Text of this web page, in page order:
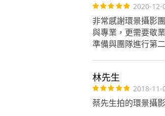
2020-12-
非常感謝環景攝影
與專業，更需要敬
準備與團隊進行第
林先生
2018-11-
蔡先生拍的環景攝